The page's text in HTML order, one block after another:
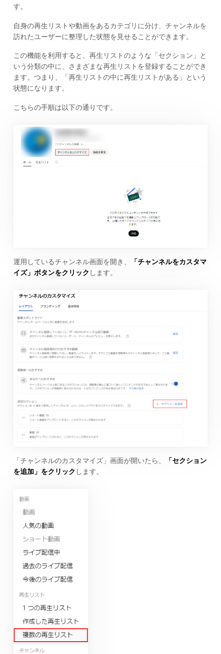
す。
自身の再生リストや動画をあるカテゴリに分け、チャンネルを
訪れたユーザーに整理した状態を見せることができます。
この機能を利用すると、再生リストのような「セクション」と
いう分類の中に、さまざまな再生リストを登録することができ
ます。つまり、「再生リストの中に再生リストがある」という
状態になります。
こちらの手順は以下の通りです。
運用しているチャンネル画面を開き、
「チャンネルをカスタマ
イズ」ボタンをクリック します。
「チャンネルのカスタマイズ」画面が開いたら、
「セクション
を追加」をクリック します。